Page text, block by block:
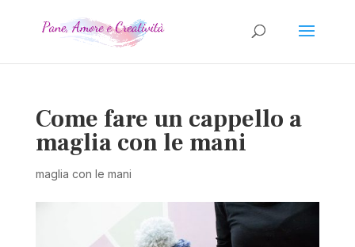
Come fare un cappello a
maglia con le mani
maglia con le mani